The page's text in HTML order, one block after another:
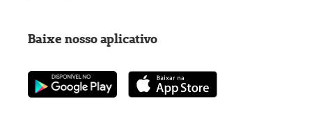
Baixe nosso aplicativo